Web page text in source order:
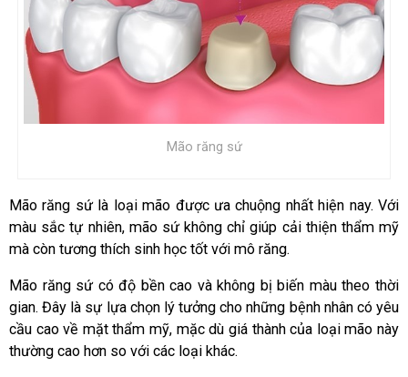
Mão răng sứ
Mão răng sứ là loại mão được ưa chuộng nhất hiện nay. Với
màu sắc tự nhiên, mão sứ không chỉ giúp cải thiện thẩm mỹ
mà còn tương thích sinh học tốt với mô răng.
Mão răng sứ có độ bền cao và không bị biến màu theo thời
gian. Đây là sự lựa chọn lý tưởng cho những bệnh nhân có yêu
cầu cao về mặt thẩm mỹ, mặc dù giá thành của loại mão này
thường cao hơn so với các loại khác.